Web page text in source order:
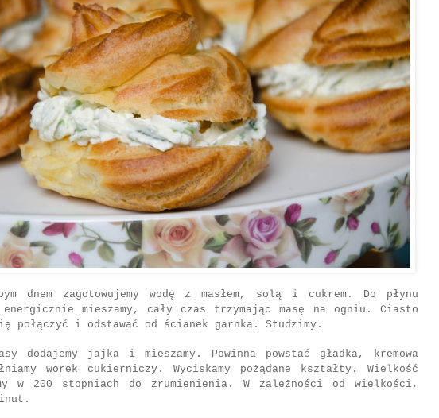
dnem zagotowujemy wodę z masłem, solą i cukrem. Do płynu
energicznie mieszamy, cały czas trzymając masę na ogniu. Ciasto
połączyć i odstawać od ścianek garnka. Studzimy.
dodajemy jajka i mieszamy. Powinna powstać gładka, kremowa
worek cukierniczy. Wyciskamy pożądane kształty. Wielkość
w 200 stopniach do zrumienienia. W zależności od wielkości,